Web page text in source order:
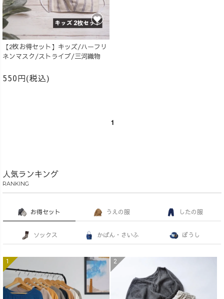
【2枚お得セット】キッズ/ハーフリ
ネンマスク/ストライプ/三河織物
550円(税込)
1
人気ランキング
RANKING
お得セット うえの服 したの服
ソックス かばん・さいふ ぼうし